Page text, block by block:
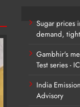
Sugar prices
demand,
Gambhir's
Test series -
India
Advisory